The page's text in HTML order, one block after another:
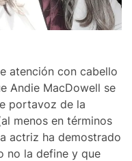
atención con cabello
Andie MacDowell se
portavoz de la
menos en términos
actriz ha demostrado
no la define y que